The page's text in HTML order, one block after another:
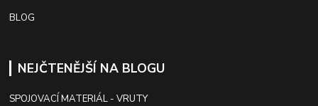
BLOG
NEJČTENĚJŠÍ NA BLOGU
SPOJOVACÍ MATERIÁL - VRUTY